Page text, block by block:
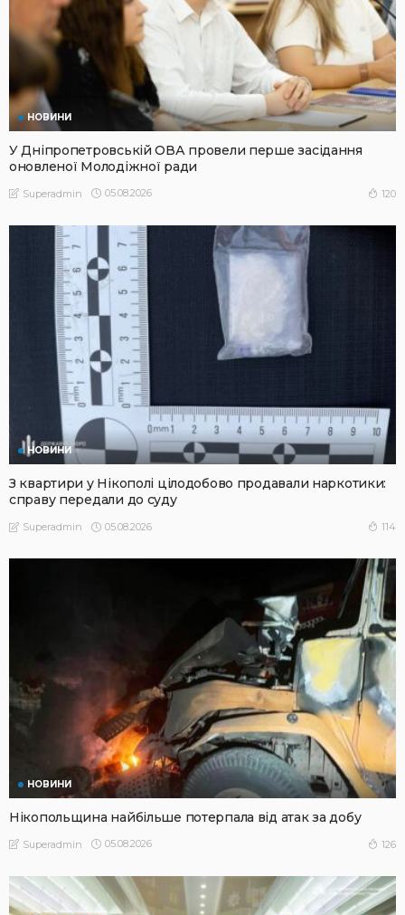
НОВИНИ
У Дніпропетровській ОВА провели перше засідання
оновленої Молодіжної ради
Superadmin 05.08.2026 120
НОВИНИ
З квартири у Нікополі цілодобово продавали наркотики:
справу передали до суду
Superadmin 05.08.2026 114
НОВИНИ
Нікопольщина найбільше потерпала від атак за добу
Superadmin 05.08.2026 126